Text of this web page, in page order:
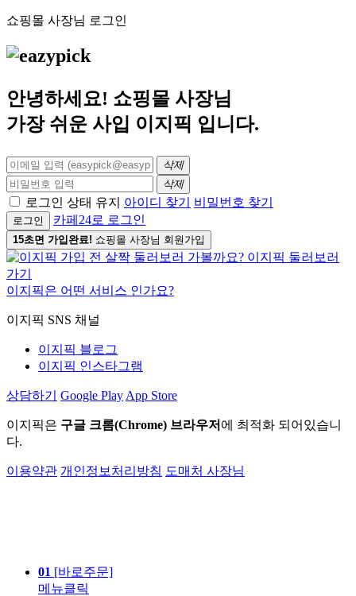
쇼핑몰 사장님 로그인
안녕하세요! 쇼핑몰 사장님
가장 쉬운 사입 이지픽 입니다.
삭제
삭제
로그인 상태 유지 아이디 찾기 비밀번호 찾기
로그인 카페24로 로그인
15초면 가입완료! 쇼핑몰 사장님 회원가입
이지픽은 어떤 서비스 인가요?
이지픽 SNS 채널
이지픽 블로그
이지픽 인스타그램
상담하기 Google Play App Store
이지픽은 구글 크롬(Chrome) 브라우저 에 최적화 되어있습니
다.
이용약관 개인정보처리방침 도매처 사장님
01 [바로주문]
메뉴클릭